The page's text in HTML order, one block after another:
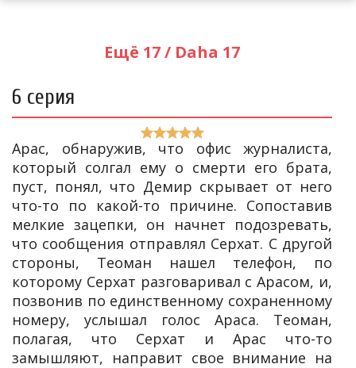
Ещё 17 / Daha 17
6 серия
Арас, обнаружив, что офис журналиста,
который солгал ему о смерти его брата,
пуст, понял, что Демир скрывает от него
что-то по какой-то причине. Сопоставив
мелкие зацепки, он начнет подозревать,
что сообщения отправлял Серхат. С другой
стороны, Теоман нашел телефон, по
которому Серхат разговаривал с Арасом, и,
позвонив по единственному сохраненному
номеру, услышал голос Араса. Теоман,
полагая, что Серхат и Арас что-то
замышляют, направит свое внимание на